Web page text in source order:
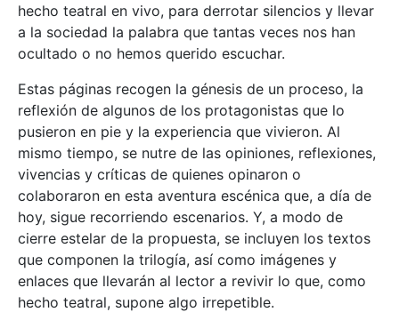
hecho teatral en vivo, para derrotar silencios y llevar
a la sociedad la palabra que tantas veces nos han
ocultado o no hemos querido escuchar.
Estas páginas recogen la génesis de un proceso, la
reflexión de algunos de los protagonistas que lo
pusieron en pie y la experiencia que vivieron. Al
mismo tiempo, se nutre de las opiniones, reflexiones,
vivencias y críticas de quienes opinaron o
colaboraron en esta aventura escénica que, a día de
hoy, sigue recorriendo escenarios. Y, a modo de
cierre estelar de la propuesta, se incluyen los textos
que componen la trilogía, así como imágenes y
enlaces que llevarán al lector a revivir lo que, como
hecho teatral, supone algo irrepetible.